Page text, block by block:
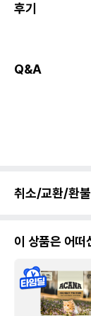
후기
Q&A
취소/교환/환
이 상품은 어떠